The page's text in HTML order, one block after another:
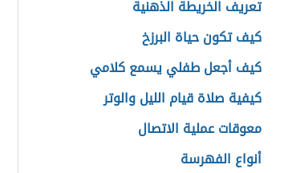
تعريف الخريطة الذهنية
كيف تكون حياة البرزخ
كيف أجعل طفلي يسمع كلامي
كيفية صلاة قيام الليل والوتر
معوقات عملية الاتصال
أنواع الفهرسة